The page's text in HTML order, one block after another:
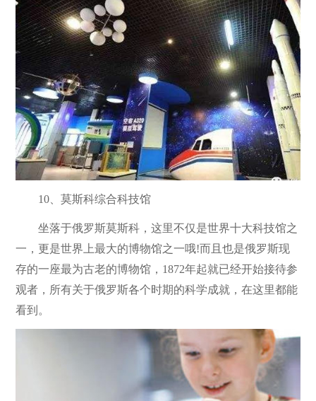
10、莫斯科综合科技馆
坐落于俄罗斯莫斯科，这里不仅是世界十大科技馆之
一，更是世界上最大的博物馆之一哦!而且也是俄罗斯现
存的一座最为古老的博物馆，1872年起就已经开始接待参
观者，所有关于俄罗斯各个时期的科学成就，在这里都能
看到。